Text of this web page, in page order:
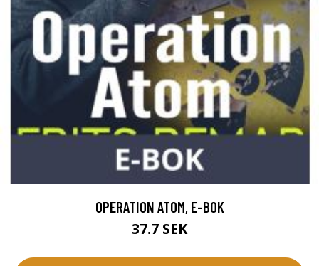
OPERATION ATOM, E-BOK
37.7 SEK